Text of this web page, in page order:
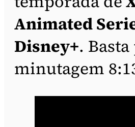
Animated
Disney+.
minutagem